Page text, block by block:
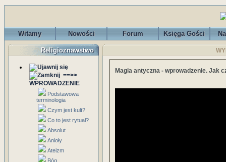
Witamy Nowości Forum Księga Gości
Religioznawstwo
==>>
WPROWADZENIE
Podstawowa
terminologia
Czym jest kult?
Co to jest rytuał?
Absolut
Anioły
Ateizm
Bóg
Magia antyczna - wprowadzenie. Jak